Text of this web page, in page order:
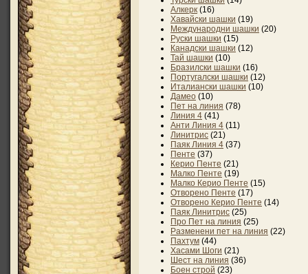
Алкерк (16)
Хавайски шашки (19)
Международни шашки (20)
Руски шашки (15)
Канадски шашки (12)
Тай шашки (10)
Бразилски шашки (16)
Португалски шашки (12)
Италиански шашки (10)
Дамео (10)
Пет на линия (78)
Линия 4 (41)
Анти Линия 4 (11)
Линитрис (21)
Паяк Линия 4 (37)
Пенте (37)
Керио Пенте (21)
Малко Пенте (19)
Малко Керио Пенте (15)
Отворено Пенте (17)
Отворено Керио Пенте (14)
Паяк Линитрис (25)
Про Пет на линия (25)
Разменени пет на линия (22)
Пахтум (44)
Хасами Шоги (21)
Шест на линия (36)
Боен строй (23)